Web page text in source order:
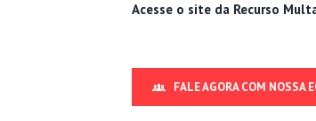
Acesse o site da Recurso
FALE AGORA COM NOSSA